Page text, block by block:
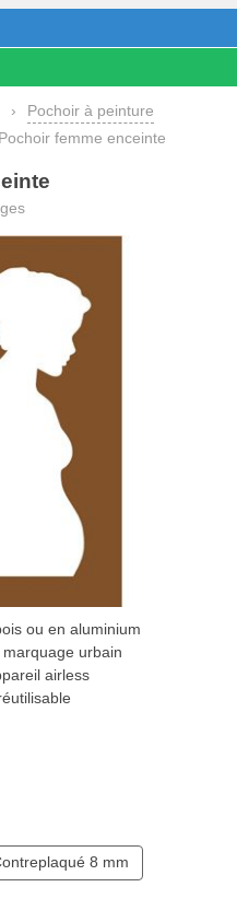
›
Pochoir à peinture
Pochoir femme enceinte
ou en aluminium
urbain
airless
8 mm